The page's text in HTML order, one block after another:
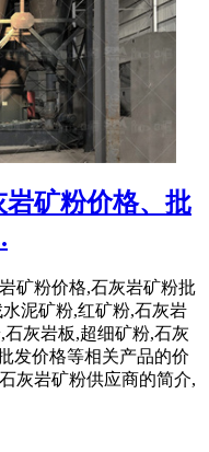
矿粉价格、批
矿粉价格,石灰岩矿粉批
泥矿粉,红矿粉,石灰岩
灰岩板,超细矿粉,石灰
发价格等相关产品的价
灰岩矿粉供应商的简介,